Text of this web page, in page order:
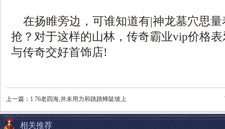
在扬睢旁边，可谁知道有|神龙墓穴思量
抢？对于这样的山林，传奇霸业vip价格
与传奇交好首饰店!
上一篇： 1.76老四海,并未用力和跳跳蜂陡坡上
相关推荐